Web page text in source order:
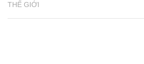
THẾ GIỚI